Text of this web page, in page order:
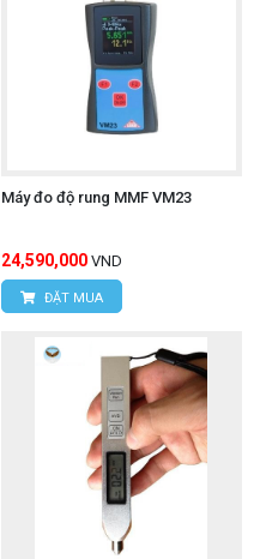
Máy đo độ rung MMF VM23
24,590,000 VND
ĐẶT MUA